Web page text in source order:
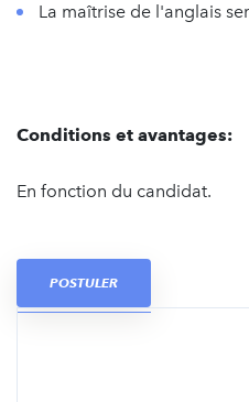
La maîtrise de l'anglais
Conditions et avantages:
En fonction du candidat.
POSTULER